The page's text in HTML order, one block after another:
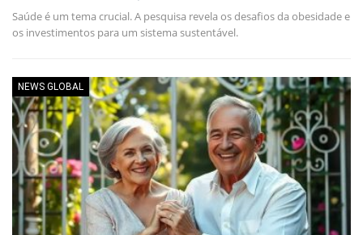
Saúde é um tema crucial. A pesquisa revela os desafios da obesidade e
os investimentos para um sistema sustentável.
NEWS GLOBAL